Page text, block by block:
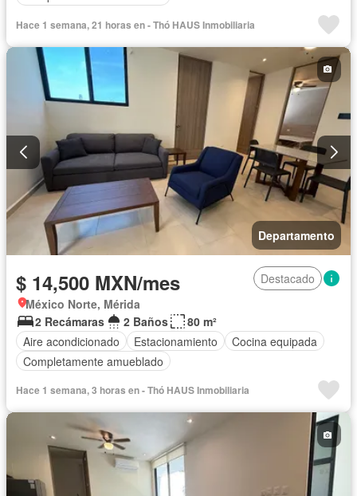
Hace 1 semana, 21 horas en - Thó HAUS Inmobiliaria
Departamento
$ 14,500 MXN/mes
Destacado
México Norte, Mérida
2 Recámaras
2 Baños
80 m²
Aire acondicionado
Estacionamiento
Cocina equipada
Completamente amueblado
Hace 1 semana, 3 horas en - Thó HAUS Inmobiliaria